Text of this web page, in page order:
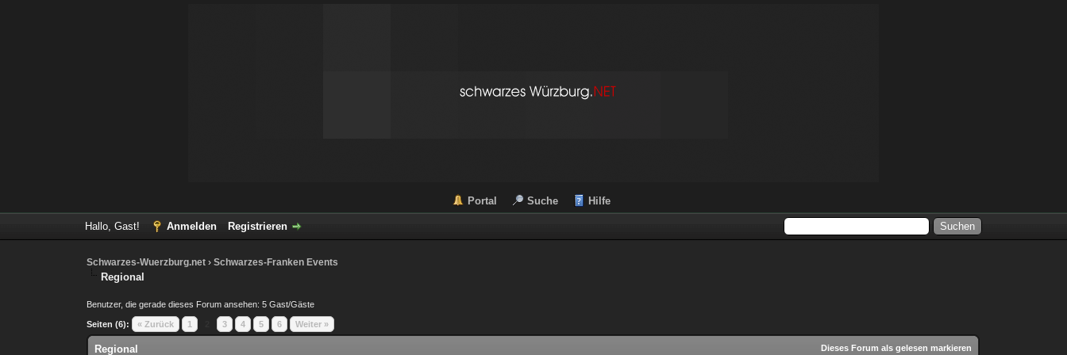
Portal Suche Hilfe
Hallo, Gast! Anmelden Registrieren
Schwarzes-Wuerzburg.net ›Schwarzes-Franken Events
Regional
Benutzer, die gerade dieses Forum ansehen: 5 Gast/Gäste
Seiten (6): « Zurück 1 3 4 5 6 Weiter »
Dieses Forum als gelesen markieren
Regional